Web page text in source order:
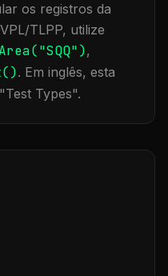
os registros da
TLPP, utilize
SQQ"),
. Em inglês, esta
Test Types".